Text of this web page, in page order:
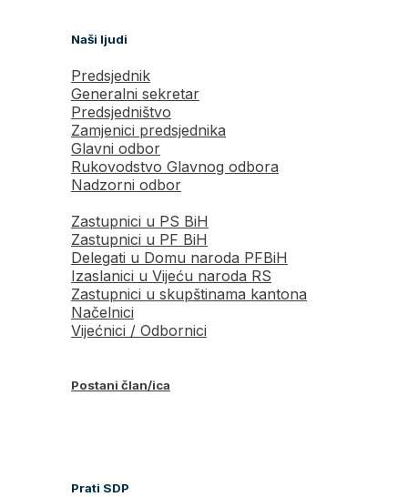
Naši ljudi
Predsjednik
Generalni sekretar
Predsjedništvo
Zamjenici predsjednika
Glavni odbor
Rukovodstvo Glavnog odbora
Nadzorni odbor
Zastupnici u PS BiH
Zastupnici u PF BiH
Delegati u Domu naroda PFBiH
Izaslanici u Vijeću naroda RS
Zastupnici u skupštinama kantona
Načelnici
Vijećnici / Odbornici
Postani član/ica
Prati SDP